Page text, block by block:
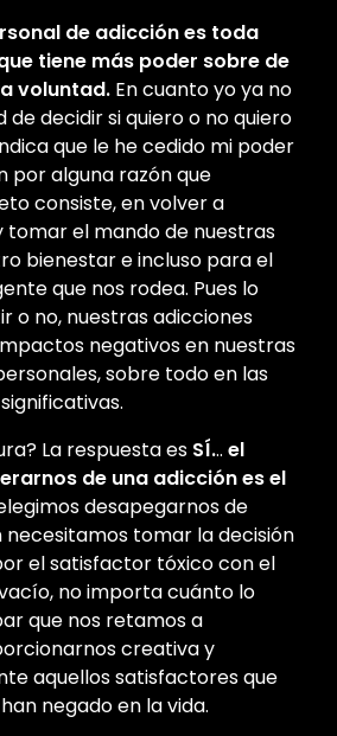
de adicción es toda
tiene más poder sobre de
voluntad. En cuanto yo ya no
decidir si quiero o no quiero
que le he cedido mi poder
por alguna razón que
consiste, en volver a
el mando de nuestras
bienestar e incluso para el
que nos rodea. Pues lo
o no, nuestras adicciones
negativos en nuestras
sobre todo en las
La respuesta es SÍ... el
de una adicción es el
desapegarnos de
necesitamos tomar la decisión
el satisfactor tóxico con el
no importa cuánto lo
que nos retamos a
creativa y
aquellos satisfactores que
negado en la vida.